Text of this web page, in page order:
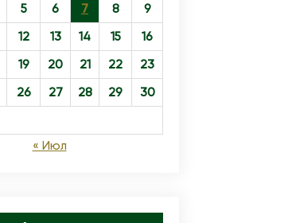
5 6 7 8
9
12 13 14 15
16
19 20 21 22
23
26 27 28 29
30
« Июл